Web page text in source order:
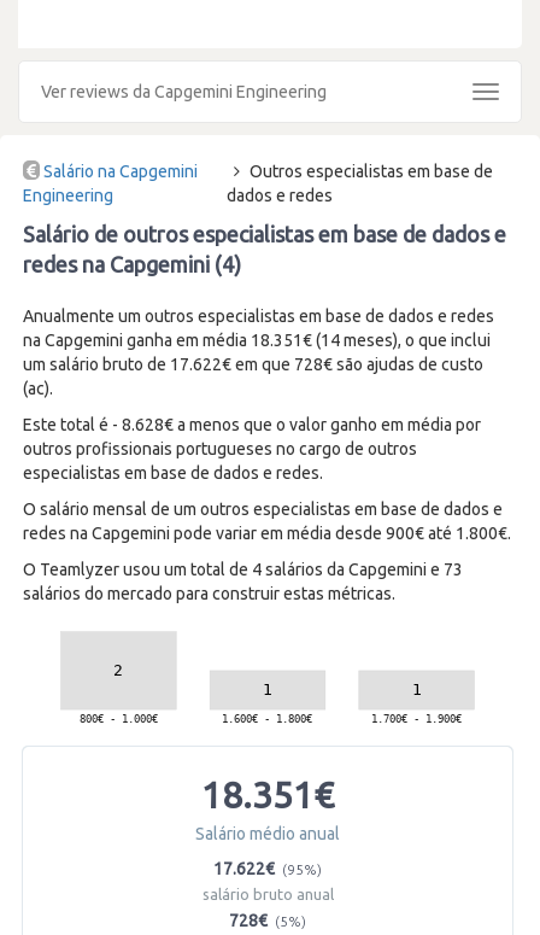
Ver reviews da Capgemini Engineering
Toggle
Salário na Capgemini
Engineering
Outros especialistas em base de
dados e redes
Salário de outros especialistas em base de dados e
redes na Capgemini (4)
Anualmente um outros especialistas em base de dados e redes
na Capgemini ganha em média 18.351€ (14 meses), o que inclui
um salário bruto de 17.622€ em que 728€ são ajudas de custo
(ac).
Este total é - 8.628€ a menos que o valor ganho em média por
outros profissionais portugueses no cargo de outros
especialistas em base de dados e redes.
O salário mensal de um outros especialistas em base de dados e
redes na Capgemini pode variar em média desde 900€ até 1.800€.
O Teamlyzer usou um total de 4 salários da Capgemini e 73
salários do mercado para construir estas métricas.
18.351€
Salário médio anual
17.622€ (95%)
salário bruto anual
728€ (5%)